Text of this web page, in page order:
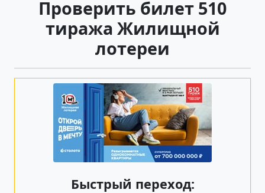
Проверить билет 510
тиража Жилищной
лотереи
Быстрый переход: